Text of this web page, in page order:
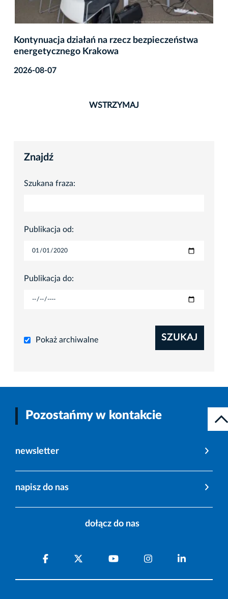
Kontynuacja działań na rzecz bezpieczeństwa
energetycznego Krakowa
2026-08-07
WSTRZYMAJ
Znajdź
Szukana fraza:
Publikacja od:
Publikacja do:
Pokaż archiwalne SZUKAJ
Pozostańmy w kontakcie
newsletter
napisz do nas
dołącz do nas